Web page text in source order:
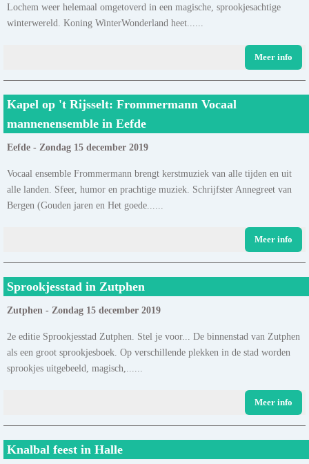
Lochem weer helemaal omgetoverd in een magische, sprookjesachtige
winterwereld. Koning WinterWonderland heet......
Meer info
Kapel op 't Rijsselt: Frommermann Vocaal
mannenensemble in Eefde
Eefde - Zondag 15 december 2019
Vocaal ensemble Frommermann brengt kerstmuziek van alle tijden en uit
alle landen. Sfeer, humor en prachtige muziek. Schrijfster Annegreet van
Bergen (Gouden jaren en Het goede......
Meer info
Sprookjesstad in Zutphen
Zutphen - Zondag 15 december 2019
2e editie Sprookjesstad Zutphen. Stel je voor... De binnenstad van Zutphen
als een groot sprookjesboek. Op verschillende plekken in de stad worden
sprookjes uitgebeeld, magisch,......
Meer info
Knalbal feest in Halle